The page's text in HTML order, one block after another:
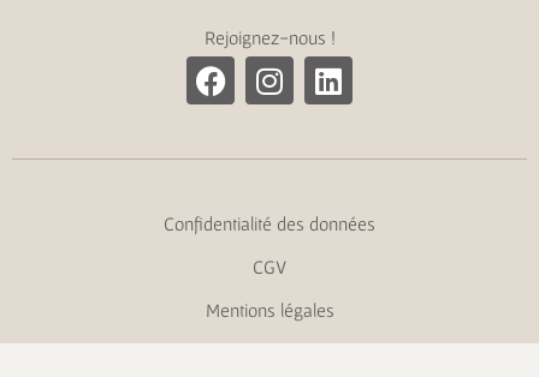
Rejoignez-nous !
Confidentialité des données
CGV
Mentions légales